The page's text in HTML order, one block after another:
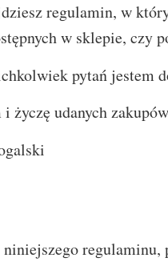
regulamin, w
w sklepie, czy
pytań jestem
życzę udanych
regulaminu,